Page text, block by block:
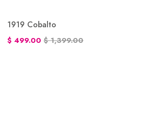
1919 Cobalto
$ 499.00 $ 1,399.00